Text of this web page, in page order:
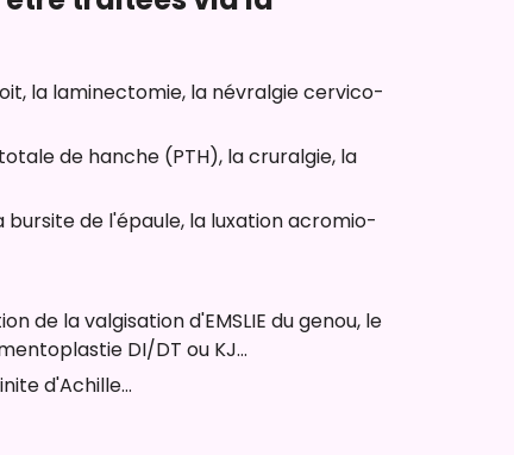
la laminectomie, la névralgie cervico-
de hanche (PTH), la cruralgie, la
bursite de l'épaule, la luxation acromio-
de la valgisation d'EMSLIE du genou, le
DI/DT ou KJ...
d'Achille...